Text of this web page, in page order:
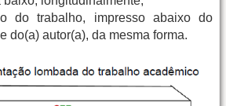
do trabalho, impresso abaixo do
do(a) autor(a), da mesma forma.